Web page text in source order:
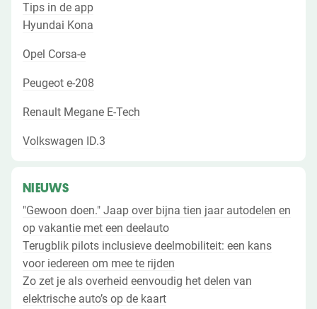
Tips in de app
Hyundai Kona
Opel Corsa-e
Peugeot e-208
Renault Megane E-Tech
Volkswagen ID.3
NIEUWS
"Gewoon doen." Jaap over bijna tien jaar autodelen en
op vakantie met een deelauto
Terugblik pilots inclusieve deelmobiliteit: een kans
voor iedereen om mee te rijden
Zo zet je als overheid eenvoudig het delen van
elektrische auto’s op de kaart